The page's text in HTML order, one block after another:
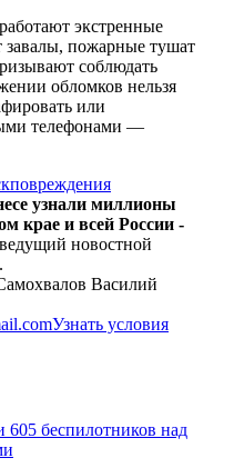
экстренные
завалы, пожарные тушат
соблюдать
обломков нельзя
или
телефонами —
повреждения
узнали миллионы
крае и всей России -
новостной
Василий
Узнать условия